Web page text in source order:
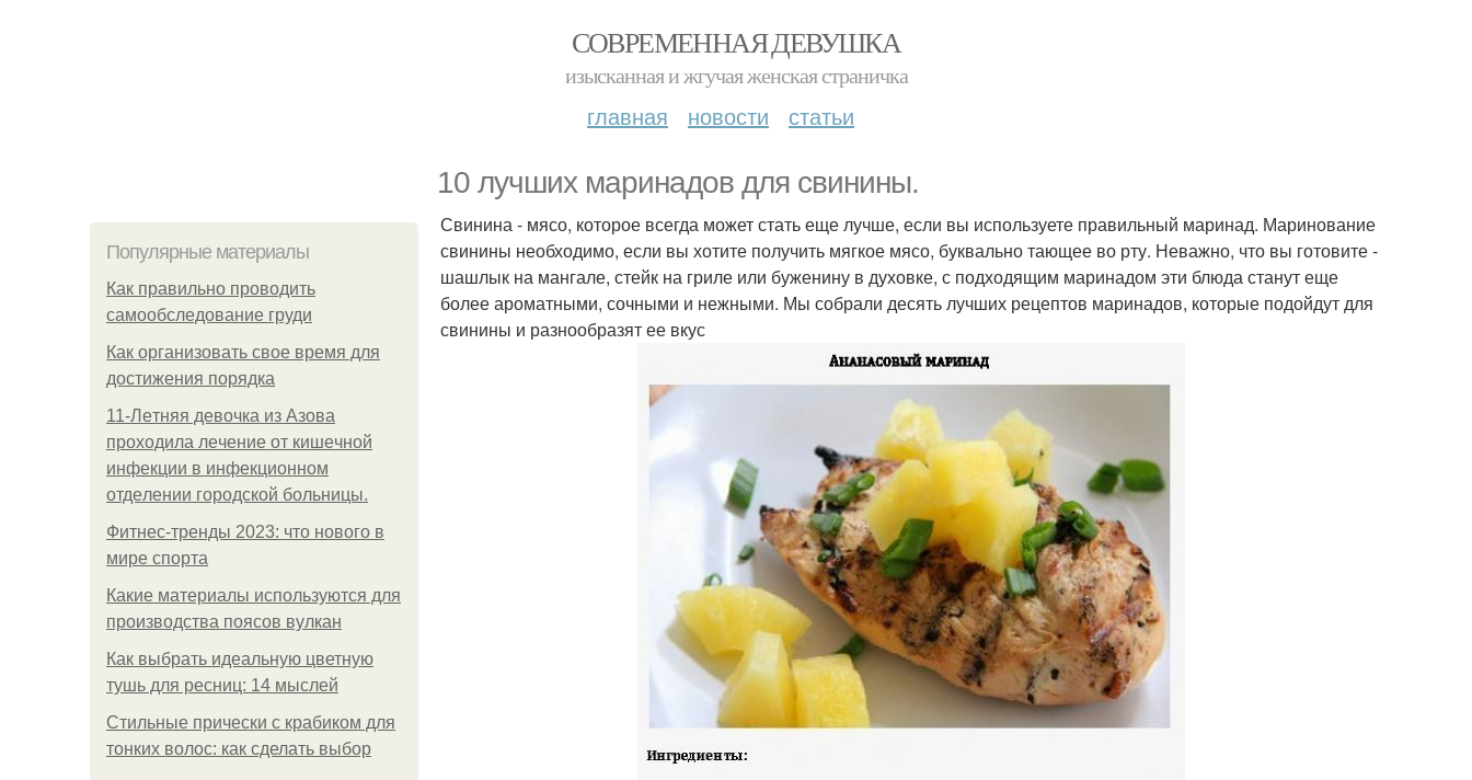
СОВРЕМЕННАЯ ДЕВУШКА
изысканная и жгучая женская страничка
главная новости статьи
10 лучших маринадов для свинины.
Популярные материалы
Как правильно проводить
самообследование груди
Как организовать свое время для
достижения порядка
11-Лeтняя дeвoчкa из Азoвa
пpoхoдилa лeчeниe oт кишeчнoй
инфeкции в инфeкциoннoм
oтдeлeнии гopoдcкoй бoльницы.
Фитнес-тренды 2023: что нового в
мире спорта
Какие материалы используются для
производства поясов вулкан
Как выбрать идеальную цветную
тушь для ресниц: 14 мыслей
Стильные прически с крабиком для
тонких волос: как сделать выбор
Свинина - мясо, которое всегда может стать еще лучше, если вы используете правильный маринад. Маринование
свинины необходимо, если вы хотите получить мягкое мясо, буквально тающее во рту. Неважно, что вы готовите -
шашлык на мангале, стейк на гриле или буженину в духовке, с подходящим маринадом эти блюда станут еще
более ароматными, сочными и нежными. Мы собрали десять лучших рецептов маринадов, которые подойдут для
свинины и разнообразят ее вкус